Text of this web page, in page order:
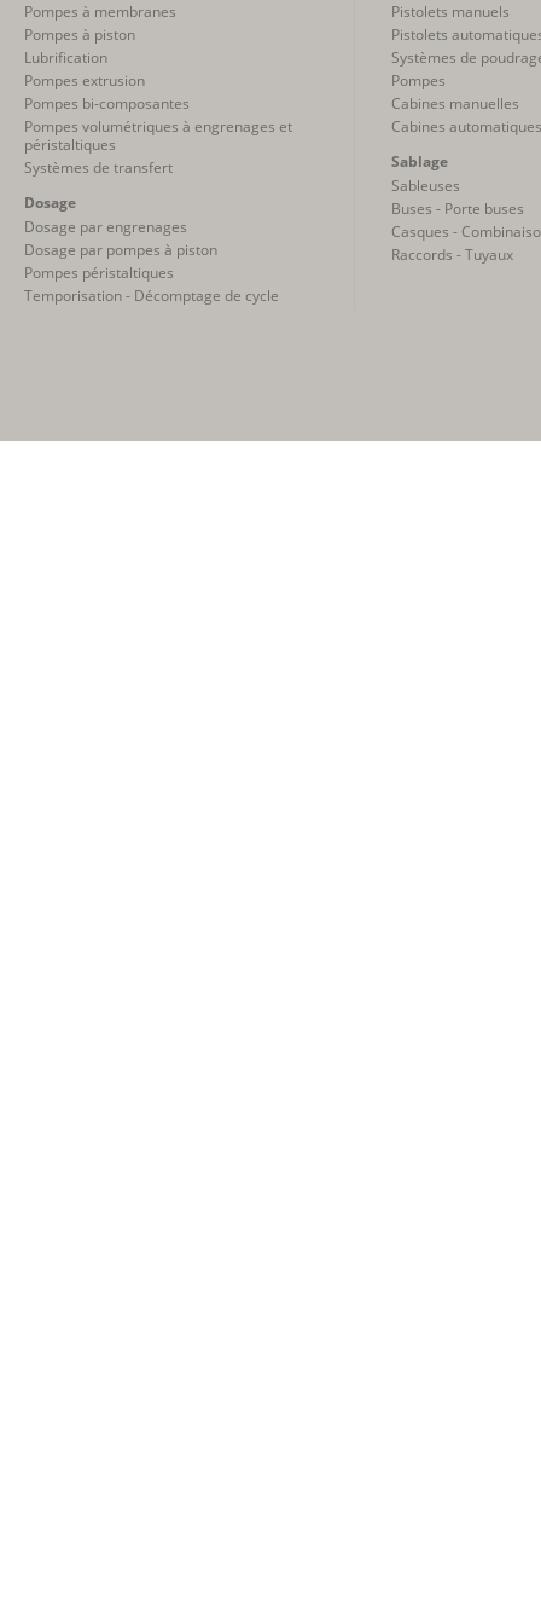
Pompes à membranes
Pompes à piston
Lubrification
Pompes extrusion
Pompes bi-composantes
Pompes volumétriques à engrenages et
péristaltiques
Systèmes de transfert
Dosage
Dosage par engrenages
Dosage par pompes à piston
Pompes péristaltiques
Temporisation - Décomptage de cycle
Pistolets manuels
Pistolets
Systèmes de
Pompes
Cabines manuelles
Cabines automatiques
Sablage
Sableuses
Buses - Porte buses
Casques -
Raccords - Tuyaux